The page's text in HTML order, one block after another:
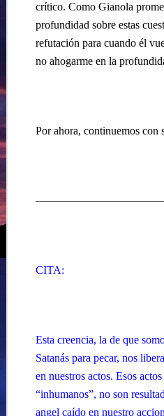
crítico. Como Gianola
profundidad sobre estas
refutación para cuando él
no ahogarme en la
Por ahora, continuemos con
CITA:
Esta creencia, la de que
Satanás para pecar, nos
en nuestros actos. Esos
“inhumanos”, no son
angel caído en nuestro